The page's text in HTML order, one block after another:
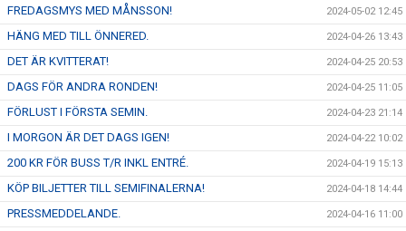
FREDAGSMYS MED MÅNSSON! 2024-05-02 12:45
HÄNG MED TILL ÖNNERED. 2024-04-26 13:43
DET ÄR KVITTERAT! 2024-04-25 20:53
DAGS FÖR ANDRA RONDEN! 2024-04-25 11:05
FÖRLUST I FÖRSTA SEMIN. 2024-04-23 21:14
I MORGON ÄR DET DAGS IGEN! 2024-04-22 10:02
200 KR FÖR BUSS T/R INKL ENTRÉ. 2024-04-19 15:13
KÖP BILJETTER TILL SEMIFINALERNA! 2024-04-18 14:44
PRESSMEDDELANDE. 2024-04-16 11:00